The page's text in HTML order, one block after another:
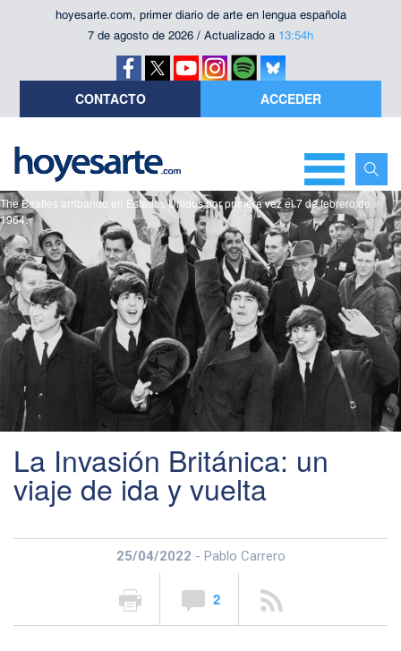
hoyesarte.com, primer diario de arte en lengua española
7 de agosto de 2026 / Actualizado a 13:54h
CONTACTO ACCEDER
The Beatles arribando en Estados Unidos por primera vez el 7 de febrero de
1964.
La Invasión Británica: un
viaje de ida y vuelta
25/04/2022 - Pablo Carrero
2